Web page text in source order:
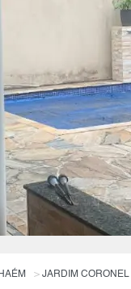
JARDIM CORONEL